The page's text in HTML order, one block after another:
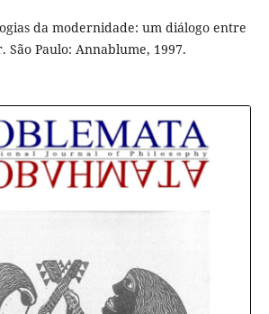
da modernidade: um diálogo entre
São Paulo: Annablume, 1997.